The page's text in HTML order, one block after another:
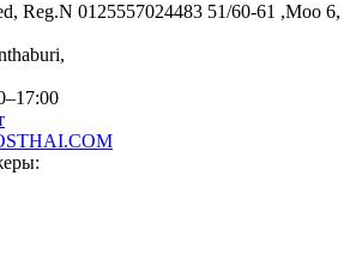
Reg.N 0125557024483 51/60-61 ,Moo 6,